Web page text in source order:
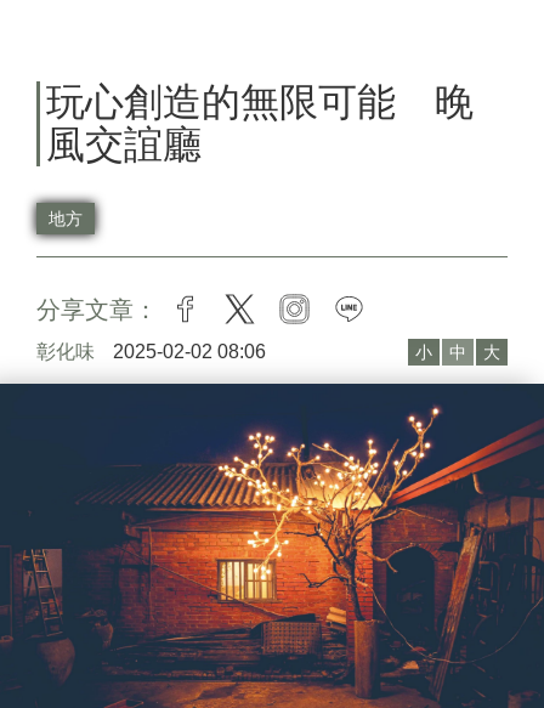
玩心創造的無限可能 晚
風交誼廳
地方
分享文章： facebook
twitter instagram
彰化味 2025-02-02 08:06 小 中 大